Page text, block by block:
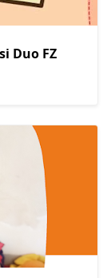
Duo FZ